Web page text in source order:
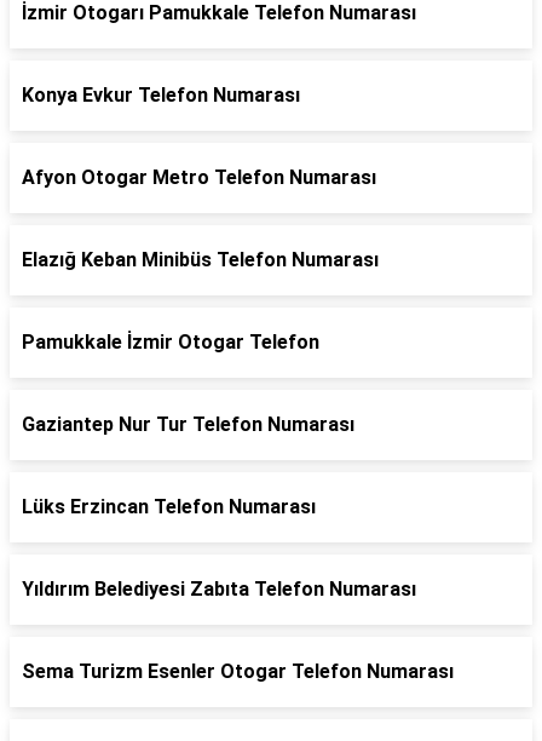
İzmir Otogarı Pamukkale Telefon Numarası
Konya Evkur Telefon Numarası
Afyon Otogar Metro Telefon Numarası
Elazığ Keban Minibüs Telefon Numarası
Pamukkale İzmir Otogar Telefon
Gaziantep Nur Tur Telefon Numarası
Lüks Erzincan Telefon Numarası
Yıldırım Belediyesi Zabıta Telefon Numarası
Sema Turizm Esenler Otogar Telefon Numarası